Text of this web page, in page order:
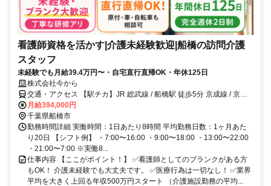
看護師資格を活かす|介護未経験歓迎|船橋の訪問介護
スタッフ
未経験でも月給39.4万円〜・自宅直行直帰OK・年休125日
株式会社今から
交通・アクセス 【駅チカ】JR 総武線 / 船橋駅 徒歩5分 京成線 / 京成
船橋駅 徒歩3分◎原付バイク・車・自転車通勤可
月給394,000円
千葉県船橋市
勤務時間詳細 実働時間：1日あたり8時間 平均勤務日数：1ヶ月あた
り20日 【シフト例】 ・7:00〜16:00 ・9:00〜18:00 ・13:00〜22:00
・21:00〜7:00 ※実働8...
仕事内容 【ここがポイント！】 ✅看護師としてのブランクがある方
もOK！ 介護未経験でも大丈夫です。 ✅医療行為は一切なし！ ✅業界
平均を大きく上回る年収500万円スタート （介護施設勤務の平均...